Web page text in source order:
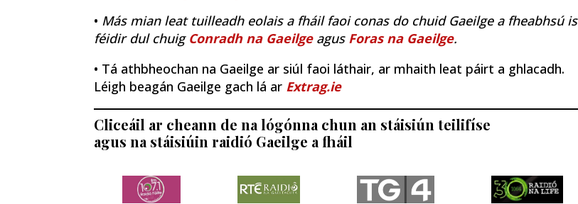
• Más mian leat tuilleadh eolais a fháil faoi conas do chuid Gaeilge a fheabhsú is
féidir dul chuig Conradh na Gaeilge agus Foras na Gaeilge.
• Tá athbheochan na Gaeilge ar siúl faoi láthair, ar mhaith leat páirt a ghlacadh.
Léigh beagán Gaeilge gach lá ar Extrag.ie
Cliceáil ar cheann de na lógónna chun an stáisiún teilifíse
agus na stáisiúin raidió Gaeilge a fháil